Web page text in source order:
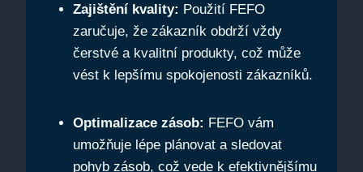
Zajištění kvality: Použití FEFO
zaručuje, ⁣že zákazník obdrží vždy
čerstvé a ⁤kvalitní produkty, což může
vést k lepšímu spokojenosti zákazníků.
Optimalizace zásob: FEFO vám
umožňuje lépe plánovat a sledovat
pohyb zásob, což ⁤vede k efektivnějšímu